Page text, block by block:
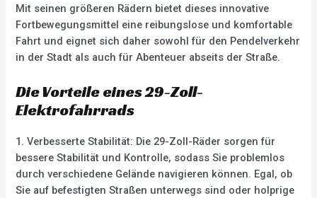
Mit seinen größeren Rädern bietet dieses innovative
Fortbewegungsmittel eine reibungslose und komfortable
Fahrt und eignet sich daher sowohl für den Pendelverkehr
in der Stadt als auch für Abenteuer abseits der Straße.
Die Vorteile eines 29-Zoll-
Elektrofahrrads
1. Verbesserte Stabilität: Die 29-Zoll-Räder sorgen für
bessere Stabilität und Kontrolle, sodass Sie problemlos
durch verschiedene Gelände navigieren können. Egal, ob
Sie auf befestigten Straßen unterwegs sind oder holprige